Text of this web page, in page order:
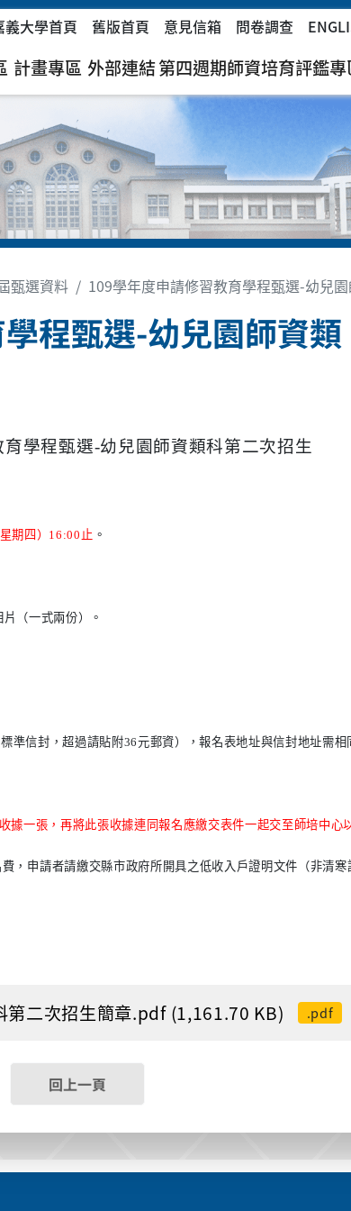
義大學首頁 舊版首頁 意見信箱 問卷調查
計畫專區 外部連結第四週期師資培育評鑑
甄選資料 109學年度申請修習教育學程甄選-幼兒
程甄選-幼兒園師資類
育學程甄選-幼兒園師資類科第二次招生
期四） 16:00 止 。
片（一式兩份）。
準信封，超過請貼附36元郵資），報名表地址與信封地址需相
據一張，再將此張收據連同報名應繳交表件一起交至師培中心
，申請者請繳交縣市政府所開具之低收入戶證明文件（非清寒
第二次招生簡章.pdf (1,161.70 KB) .pdf
回上一頁